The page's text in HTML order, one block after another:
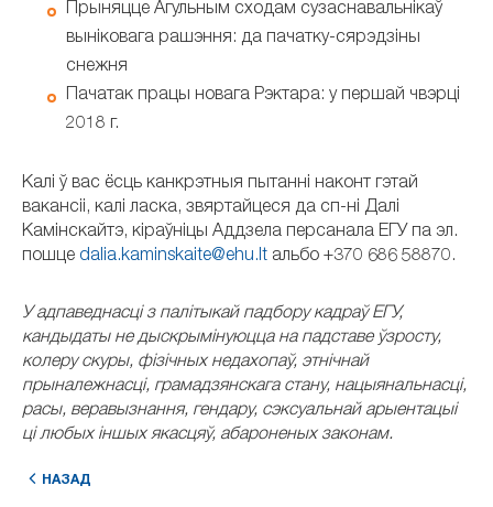
Прыняцце Агульным сходам сузаснавальнікаў
выніковага рашэння: да пачатку-сярэдзіны
снежня
Пачатак працы новага Рэктара: у першай чвэрці
2018 г.
Калі ў вас ёсць канкрэтныя пытанні наконт гэтай
вакансіі, калі ласка, звяртайцеся да сп-ні Далі
Камінскайтэ, кіраўніцы Аддзела персанала ЕГУ па эл.
пошце dalia.kaminskaite@ehu.lt альбо +370 686 58870.
У адпаведнасці з палітыкай падбору кадраў ЕГУ,
кандыдаты не дыскрымінуюцца на падставе ўзросту,
колеру скуры, фізічных недахопаў, этнічнай
прыналежнасці, грамадзянскага стану, нацыянальнасці,
расы, веравызнання, гендару, сэксуальнай арыентацыі
ці любых іншых якасцяў, абароненых законам.
НАЗАД